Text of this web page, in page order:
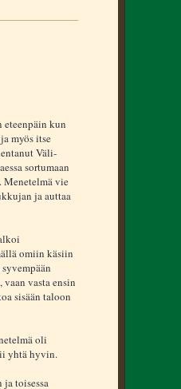
kun
myös itse
Väli-
sortumaan
Menetelmä vie
ja auttaa
omiin käsiin
vasta ensin
sisään taloon
oli
yhtä hyvin.
toisessa